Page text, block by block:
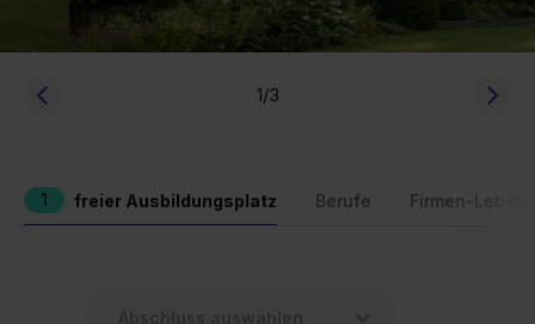
1/3
1 freier Ausbildungsplatz Berufe Firmen-